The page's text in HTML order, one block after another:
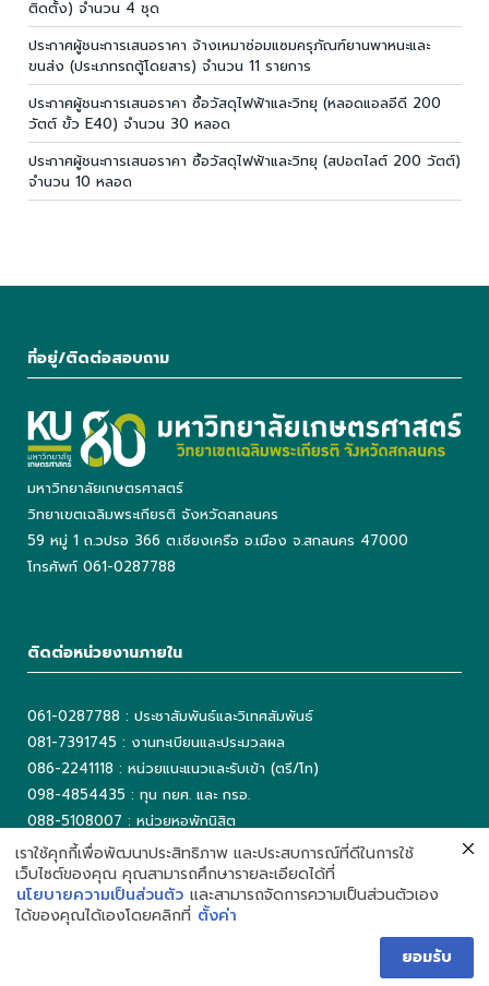
ติดตั้ง) จำนวน 4 ชุด
ประกาศผู้ชนะการเสนอราคา จ้างเหมาซ่อมแซมครุภัณฑ์ยานพาหนะและ
ขนส่ง (ประเภทรถตู้โดยสาร) จำนวน 11 รายการ
ประกาศผู้ชนะการเสนอราคา ซื้อวัสดุไฟฟ้าและวิทยุ (หลอดแอลอีดี 200
วัตต์ ขั้ว E40) จำนวน 30 หลอด
ประกาศผู้ชนะการเสนอราคา ซื้อวัสดุไฟฟ้าและวิทยุ (สปอตไลต์ 200 วัตต์)
จำนวน 10 หลอด
ที่อยู่/ติดต่อสอบถาม
มหาวิทยาลัยเกษตรศาสตร์
วิทยาเขตเฉลิมพระเกียรติ จังหวัดสกลนคร
59 หมู่ 1 ถ.วปรอ 366 ต.เชียงเครือ อ.เมือง จ.สกลนคร 47000
โทรศัพท์ 061-0287788
ติดต่อหน่วยงานภายใน
061-0287788 : ประชาสัมพันธ์และวิเทศสัมพันธ์
081-7391745 : งานทะเบียนและประมวลผล
086-2241118 : หน่วยแนะแนวและรับเข้า (ตรี/โท)
098-4854435 : ทุน กยศ. และ กรอ.
088-5108007 : หน่วยหอพักนิสิต
042-725042 ต่อ 5503 : งานเทคโนโลยีสารสนเทศ
042-725093 : ห้องสมุด
เราใช้คุกกี้เพื่อพัฒนาประสิทธิภาพ และประสบการณ์ที่ดีในการใช้
เว็บไซต์ของคุณ คุณสามารถศึกษารายละเอียดได้ที่
นโยบายความเป็นส่วนตัว และสามารถจัดการความเป็นส่วนตัวเอง
ได้ของคุณได้เองโดยคลิกที่ ตั้งค่า
ยอมรับ